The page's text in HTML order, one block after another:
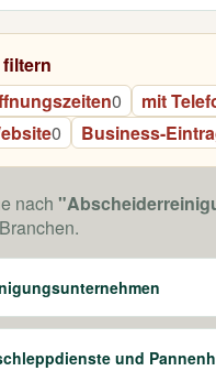
0 mit
0 Business-
nach
und